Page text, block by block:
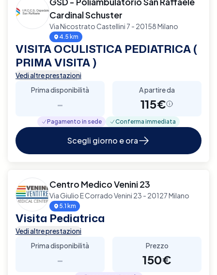
Cardinal Schuster
Via Nicostrato Castellini 7 - 20158 Milano
4.5 km
VISITA OCULISTICA PEDIATRICA (
PRIMA VISITA )
Vedi altre prestazioni
Prima disponibilità
-
A partire da
115€
Pagamento in sede Conferma immediata
Scegli giorno e ora
Centro Medico Venini 23
Via Giulio E Corrado Venini 23 - 20127 Milano
5.1 km
Visita Pediatrica
Vedi altre prestazioni
Prima disponibilità
-
Prezzo
150€